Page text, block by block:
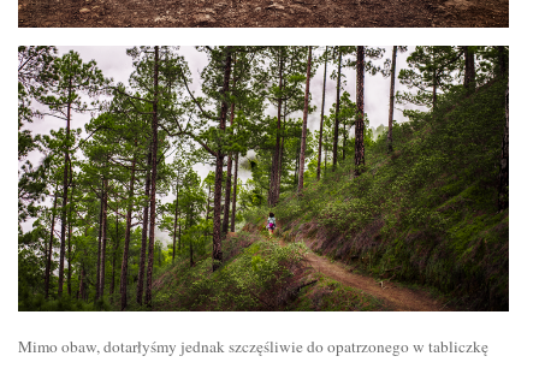
Mimo obaw, dotarłyśmy jednak szczęśliwie do opatrzonego w tabliczkę